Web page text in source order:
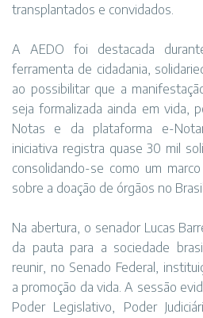
transplantados e convidados.
A AEDO foi destacada
ferramenta de cidadania,
ao possibilitar que a
seja formalizada ainda em vida,
Notas e da plataforma e-
iniciativa registra quase 30 mil
consolidando-se como um
sobre a doação de órgãos no
Na abertura, o senador Lucas
da pauta para a sociedade
reunir, no Senado Federal,
a promoção da vida. A sessão
Poder Legislativo, Poder